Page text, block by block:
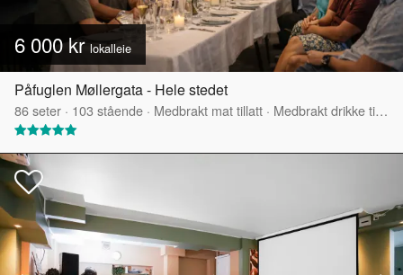
6 000 kr lokalleie
Påfuglen Møllergata - Hele stedet
86seter · 103 stående · Medbrakt mat tillatt · Medbrakt drikke tillatt